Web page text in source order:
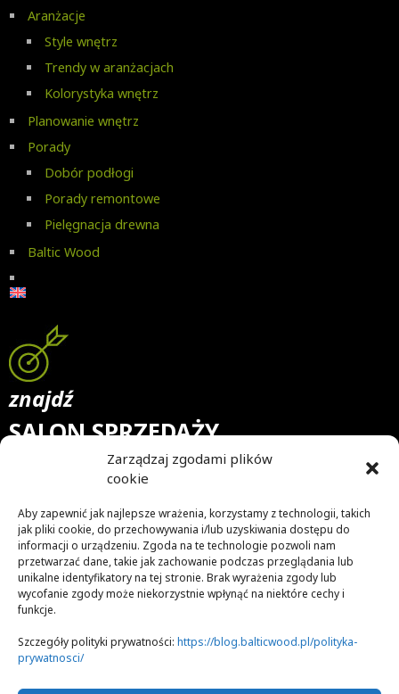
Zarządzaj zgodami plików
cookie
Aby zapewnić jak najlepsze wrażenia, korzystamy z technologii, takich
jak pliki cookie, do przechowywania i/lub uzyskiwania dostępu do
informacji o urządzeniu. Zgoda na te technologie pozwoli nam
przetwarzać dane, takie jak zachowanie podczas przeglądania lub
unikalne identyfikatory na tej stronie. Brak wyrażenia zgody lub
wycofanie zgody może niekorzystnie wpłynąć na niektóre cechy i
funkcje.
Szczegóły polityki prywatności: https://blog.balticwood.pl/polityka-
prywatnosci/
Aranżacje
Style wnętrz
Trendy w aranżacjach
Kolorystyka wnętrz
Planowanie wnętrz
Porady
Dobór podłogi
Porady remontowe
Pielęgnacja drewna
Baltic Wood
znajdź
SALON SPRZEDAŻY
Nasz blog to skarbnica wiedzy na temat drewna, desek
drewnianych oraz podłóg z nich ułożonych. Jesteśmy
niepowtarzalny charakter. Dlatego doradzamy, jakie deski
wybrać, by stworzyć w mieszkaniu niezwykły (mikro)klimat.
Śledzimy najnowsze trendy w aranżacji pomieszczeń, ale też
sami je tworzymy. Staramy się trafić w gusta zarówno
tradycjonalistów, jak i osób lubiących styl nowoczesny
znajdziesz u nas aranżacje, które Cię zachwycą.
Zapraszamy do lektury!